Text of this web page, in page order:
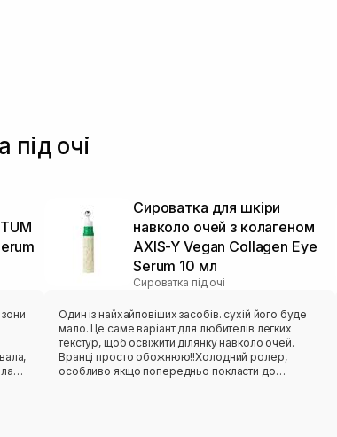
під очі
Сироватка для шкіри
навколо очей з колагеном
AXIS-Y Vegan Collagen Eye
Serum 10 мл
Сироватка під очі
Один із найхайповіших засобів. сухій його буде
мало. Це саме варіант для любителів легких
текстур, щоб освіжити ділянку навколо очей.
Вранці просто обожнюю!!Холодний ролер,
особливо якщо попередньо покласти до